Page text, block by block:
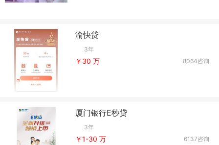
渝快贷
3年
8064咨询
￥30 万
厦门银行E秒贷
3年
6137咨询
￥1-30 万